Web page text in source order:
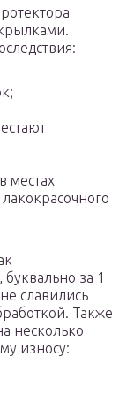
местах
за 1
славились
Также
несколько
износу: